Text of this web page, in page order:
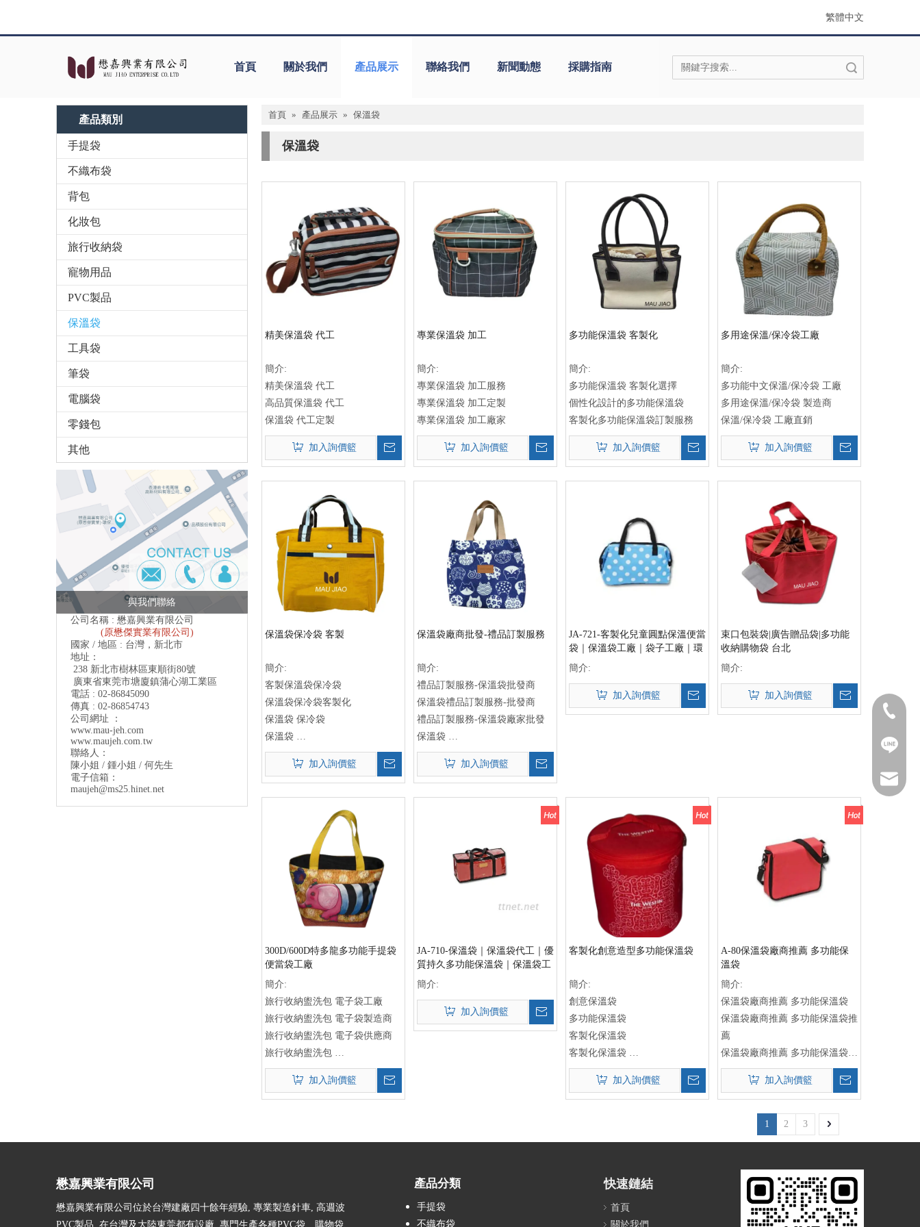
繁體中文
首頁 關於我們 產品展示 聯絡我們 新聞動態 採購指南
產品類別
手提袋
不織布袋
背包
化妝包
旅行收納袋
寵物用品
PVC製品
保溫袋
工具袋
筆袋
電腦袋
零錢包
其他
與我們聯絡
公司名稱 : 懋嘉興業有限公司
(原懋傑實業有限公司)
國家 / 地區 : 台灣，新北市
地址：
238 新北市樹林區東順街80號
廣東省東莞市塘廈鎮蒲心湖工業區
電話 : 02-86845090
傳真 : 02-86854743
公司網址 ：
www.mau-jeh.com
www.maujeh.com.tw
聯絡人：
陳小姐 / 鍾小姐 / 何先生
電子信箱：
maujeh@ms25.hinet.net
首頁 » 產品展示 » 保溫袋
保溫袋
精美保溫袋 代工
簡介:
精美保溫袋 代工
高品質保溫袋 代工
保溫袋 代工定製
加入詢價籃
專業保溫袋 加工
簡介:
專業保溫袋 加工服務
專業保溫袋 加工定製
專業保溫袋 加工廠家
加入詢價籃
多功能保溫袋 客製化
簡介:
多功能保溫袋 客製化選擇
個性化設計的多功能保溫袋
客製化多功能保溫袋訂製服務
加入詢價籃
多用途保溫/保冷袋工廠
簡介:
多功能中文保溫/保冷袋 工廠
多用途保溫/保冷袋 製造商
保溫/保冷袋 工廠直銷
加入詢價籃
保溫袋保冷袋 客製
簡介:
客製保溫袋保冷袋
保溫袋保冷袋客製化
保溫袋 保冷袋
保溫袋
保冷袋
客製化保溫袋
保溫袋批發
保冷袋批發
保溫袋訂製
保冷袋訂製
產品名稱: 保溫袋保冷袋 客製
加入詢價籃
保溫袋廠商批發-禮品訂製服務
簡介:
禮品訂製服務-保溫袋批發商
保溫袋禮品訂製服務-批發商
禮品訂製服務-保溫袋廠家批發
保溫袋
廠商批發
禮品訂製
保溫袋供應商
禮品訂製批發
加入詢價籃
JA-721-客製化兒童圓點保溫便當
袋｜保溫袋工廠｜袋子工廠｜環
保袋工廠｜手提袋工廠
簡介:
加入詢價籃
束口包裝袋|廣告贈品袋|多功能
收納購物袋 台北
簡介:
加入詢價籃
300D/600D特多龍多功能手提袋
便當袋工廠
簡介:
旅行收納盥洗包 電子袋工廠
旅行收納盥洗包 電子袋製造商
旅行收納盥洗包 電子袋供應商
旅行收納盥洗包
電子袋工廠
旅行收納袋
加入詢價籃
JA-710-保溫袋｜保溫袋代工｜優
質持久多功能保溫袋｜保溫袋工
廠｜袋子工廠
簡介:
加入詢價籃
客製化創意造型多功能保溫袋
簡介:
創意保溫袋
多功能保溫袋
客製化保溫袋
客製化保溫袋
創意造型保溫袋
多功能保溫袋
保溫袋生產廠家
保溫袋定製
加入詢價籃
A-80保溫袋廠商推薦 多功能保
溫袋
簡介:
保溫袋廠商推薦 多功能保溫袋
保溫袋廠商推薦 多功能保溫袋推
薦
保溫袋廠商推薦 多功能保溫袋設
計
保溫袋廠商
保溫袋訂製
保溫袋批發
保溫袋生產商
保溫袋製造商
保溫袋供應商
保溫袋定制
加入詢價籃
1 2 3
懋嘉興業有限公司
懋嘉興業有限公司位於台灣建廠四十餘年經驗, 專業製造針車, 高週波
PVC製品, 在台灣及大陸東莞都有設廠, 專門生產各種PVC袋、購物袋、
Call Us
Line
Email
產品分類
手提袋
不織布袋
快速鏈結
首頁
關於我們